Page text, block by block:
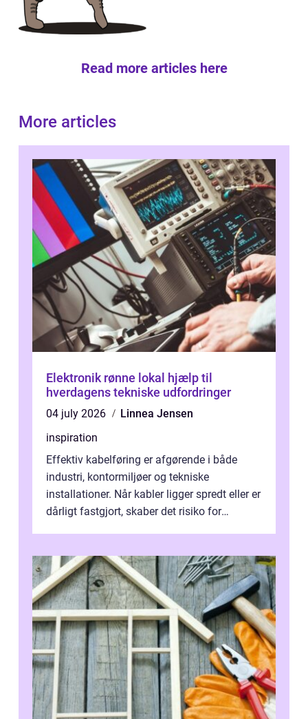
Read more articles here
More articles
Elektronik rønne lokal hjælp til
hverdagens tekniske udfordringer
04 july 2026
Linnea Jensen
inspiration
Effektiv kabelføring er afgørende i både
industri, kontormiljøer og tekniske
installationer. Når kabler ligger spredt eller er
dårligt fastgjort, skaber det risiko for